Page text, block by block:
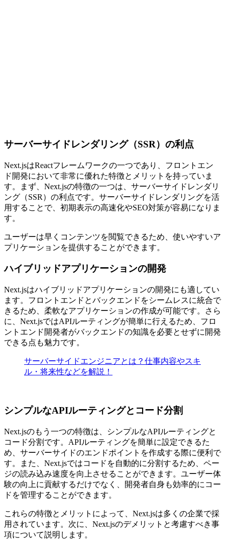
サーバーサイドレンダリング（SSR）の利点
Next.jsはReactフレームワークの一つであり、フロントエン
ド開発において非常に優れた特徴とメリットを持っていま
す。まず、Next.jsの特徴の一つは、 サーバーサイドレンダリ
ング（SSR）の利点です。サーバーサイドレンダリングを活
用することで、初期表示の高速化やSEO対策が容易になりま
す。
ユーザーは早くコンテンツを閲覧できるため、使いやすいア
プリケーションを提供することができます。
ハイブリッドアプリケーションの開発
Next.jsはハイブリッドアプリケーションの開発にも適してい
ます。フロントエンドとバックエンドをシームレスに統合で
きるため、柔軟なアプリケーションの作成が可能です。さら
に、Next.jsではAPIルーティングが簡単に行えるため、 フロ
ントエンド開発者がバックエンドの知識を必要とせずに開発
できる点も魅力です。
サーバーサイドエンジニアとは？仕事内容やスキ
ル・将来性などを解説！
シンプルなAPIルーティングとコード分割
Next.jsのもう一つの特徴は、シンプルなAPIルーティングと
コード分割です。APIルーティングを簡単に設定できるた
め、サーバーサイドのエンドポイントを作成する際に便利で
す。また、Next.jsではコードを自動的に分割するため、ペー
ジの読み込み速度を向上させることができます。ユーザー体
験の向上に貢献するだけでなく、開発者自身も効率的にコー
ドを管理することができます。
これらの特徴とメリットによって、Next.jsは多くの企業で採
用されています。次に、Next.jsのデメリットと考慮すべき事
項について説明します。